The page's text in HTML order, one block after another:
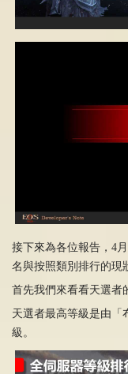
接下來為各位報告，4
名與按照類別排行的現
首先我們來看看天選者
天選者最高等級是由「
級。